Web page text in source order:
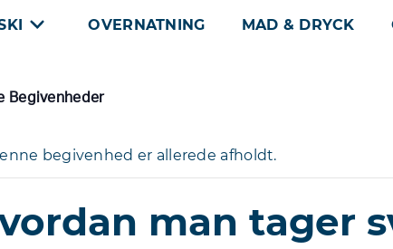
OVERNATNING MAD & DRYCK
Begivenheder
begivenhed er allerede afholdt.
man tager